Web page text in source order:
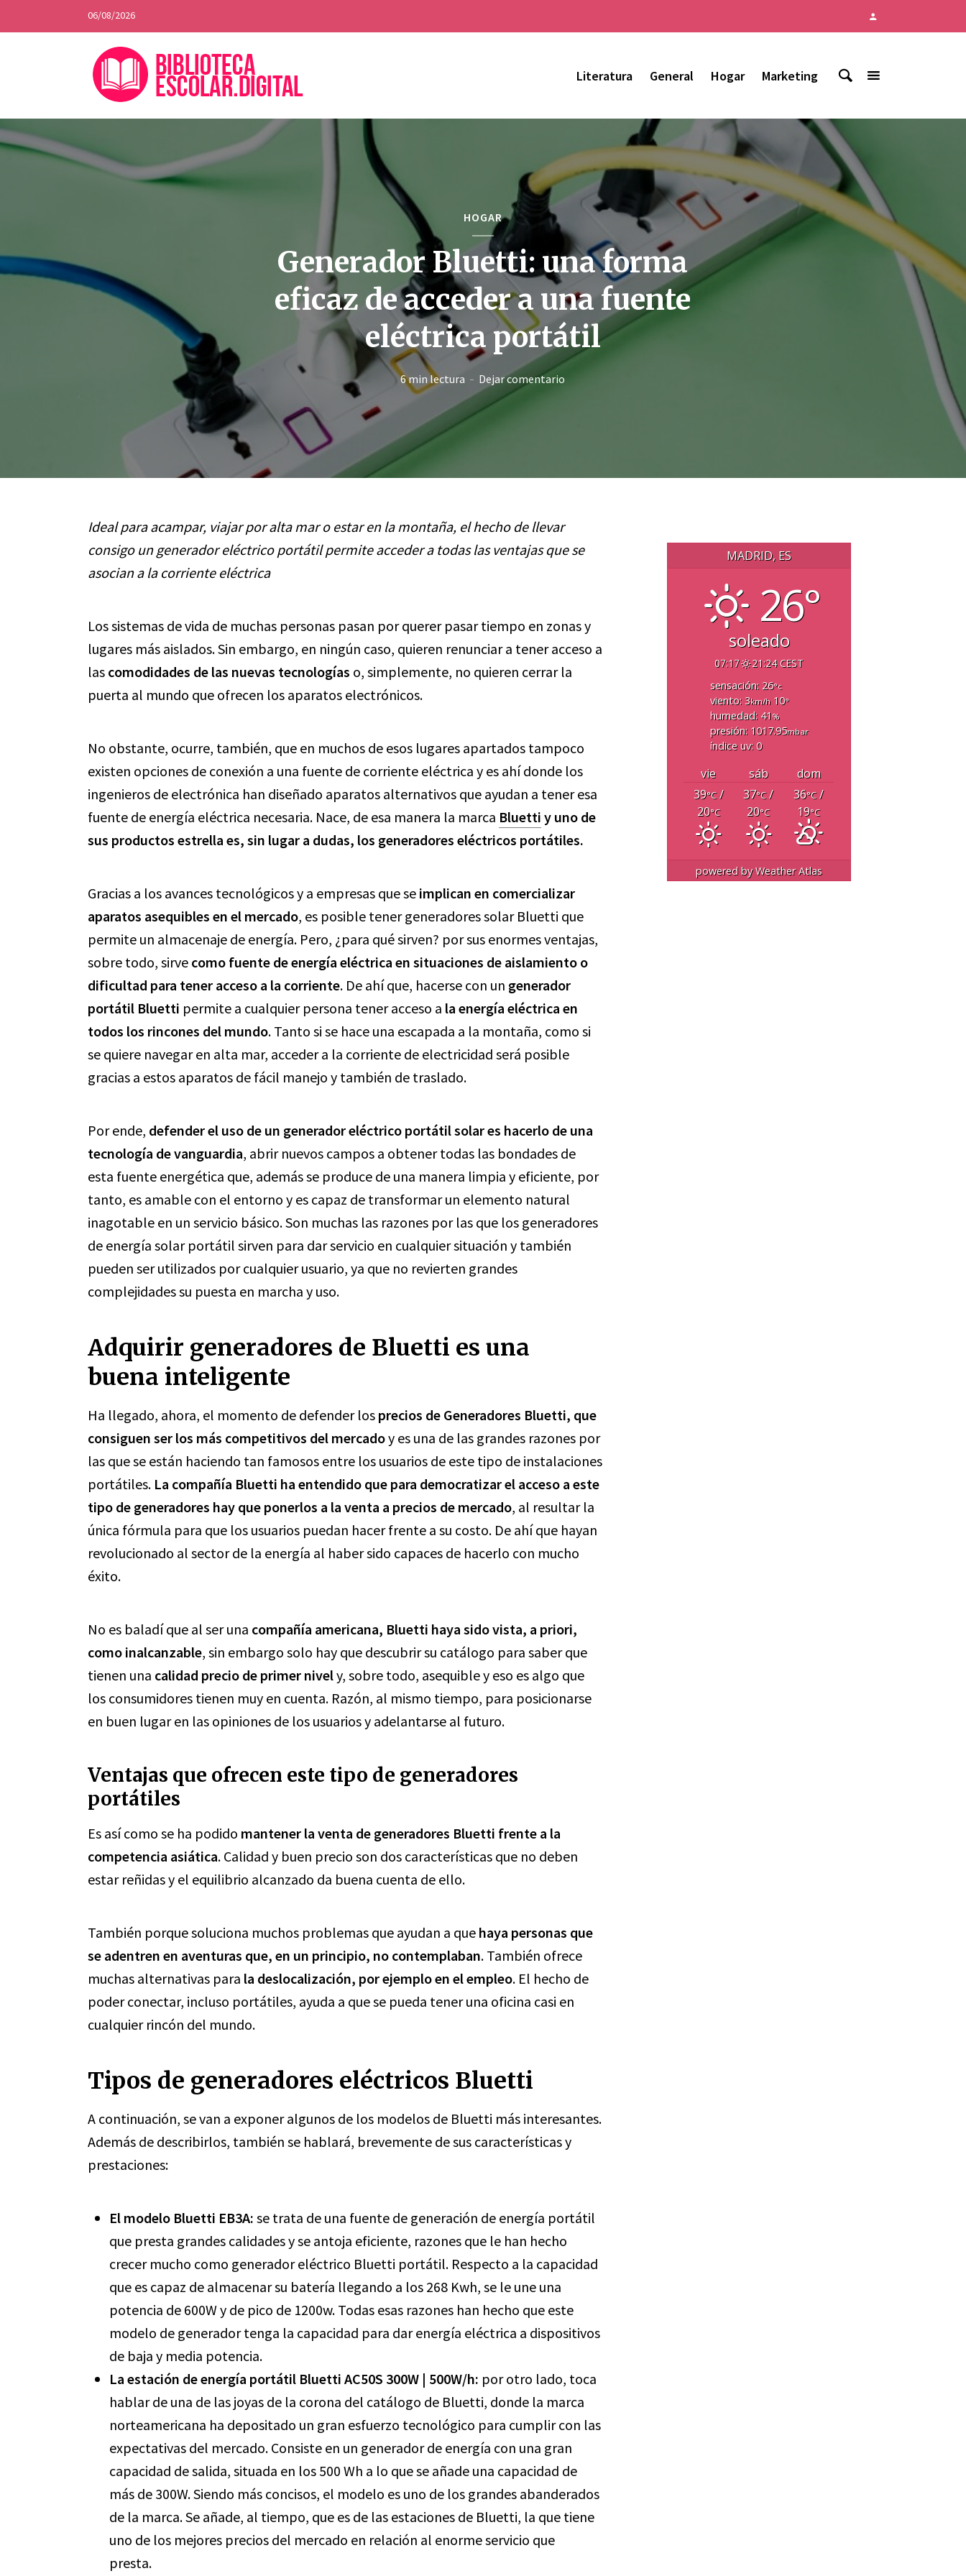
06/08/2026
Literatura General Hogar Marketing
HOGAR
Generador Bluetti: una forma
eficaz de acceder a una fuente
eléctrica portátil
6 min lectura Dejar comentario
Ideal para acampar, viajar por alta mar o estar en la montaña, el hecho de llevar
consigo un generador eléctrico portátil permite acceder a todas las ventajas que se
asocian a la corriente eléctrica
Los sistemas de vida de muchas personas pasan por querer pasar tiempo en zonas y
lugares más aislados. Sin embargo, en ningún caso, quieren renunciar a tener acceso a
las comodidades de las nuevas tecnologías o, simplemente, no quieren cerrar la
puerta al mundo que ofrecen los aparatos electrónicos.
No obstante, ocurre, también, que en muchos de esos lugares apartados tampoco
existen opciones de conexión a una fuente de corriente eléctrica y es ahí donde los
ingenieros de electrónica han diseñado aparatos alternativos que ayudan a tener esa
fuente de energía eléctrica necesaria. Nace, de esa manera la marca Bluetti y uno de
sus productos estrella es, sin lugar a dudas, los generadores eléctricos portátiles.
Gracias a los avances tecnológicos y a empresas que se implican en comercializar
aparatos asequibles en el mercado, es posible tener generadores solar Bluetti que
permite un almacenaje de energía. Pero, ¿para qué sirven? por sus enormes ventajas,
sobre todo, sirve como fuente de energía eléctrica en situaciones de aislamiento o
dificultad para tener acceso a la corriente. De ahí que, hacerse con un generador
portátil Bluetti permite a cualquier persona tener acceso a la energía eléctrica en
todos los rincones del mundo. Tanto si se hace una escapada a la montaña, como si
se quiere navegar en alta mar, acceder a la corriente de electricidad será posible
gracias a estos aparatos de fácil manejo y también de traslado.
Por ende, defender el uso de un generador eléctrico portátil solar es hacerlo de una
tecnología de vanguardia, abrir nuevos campos a obtener todas las bondades de
esta fuente energética que, además se produce de una manera limpia y eficiente, por
tanto, es amable con el entorno y es capaz de transformar un elemento natural
inagotable en un servicio básico. Son muchas las razones por las que los generadores
de energía solar portátil sirven para dar servicio en cualquier situación y también
pueden ser utilizados por cualquier usuario, ya que no revierten grandes
complejidades su puesta en marcha y uso.
Adquirir generadores de Bluetti es una
buena inteligente
Ha llegado, ahora, el momento de defender los precios de Generadores Bluetti, que
consiguen ser los más competitivos del mercadoy es una de las grandes razones por
las que se están haciendo tan famosos entre los usuarios de este tipo de instalaciones
portátiles. La compañía Bluetti ha entendido que para democratizar el acceso a este
tipo de generadores hay que ponerlos a la venta a precios de mercado, al resultar la
única fórmula para que los usuarios puedan hacer frente a su costo. De ahí que hayan
revolucionado al sector de la energía al haber sido capaces de hacerlo con mucho
éxito.
No es baladí que al ser una compañía americana, Bluetti haya sido vista, a priori,
como inalcanzable, sin embargo solo hay que descubrir su catálogo para saber que
tienen una calidad precio de primer nively, sobre todo, asequible y eso es algo que
los consumidores tienen muy en cuenta. Razón, al mismo tiempo, para posicionarse
en buen lugar en las opiniones de los usuarios y adelantarse al futuro.
Ventajas que ofrecen este tipo de generadores
portátiles
Es así como se ha podido mantener la venta de generadores Bluetti frente a la
competencia asiática. Calidad y buen precio son dos características que no deben
estar reñidas y el equilibrio alcanzado da buena cuenta de ello.
También porque soluciona muchos problemas que ayudan a que haya personas que
se adentren en aventuras que, en un principio, no contemplaban. También ofrece
muchas alternativas para la deslocalización, por ejemplo en el empleo. El hecho de
poder conectar, incluso portátiles, ayuda a que se pueda tener una oficina casi en
cualquier rincón del mundo.
Tipos de generadores eléctricos Bluetti
A continuación, se van a exponer algunos de los modelos de Bluetti más interesantes.
Además de describirlos, también se hablará, brevemente de sus características y
prestaciones:
El modelo Bluetti EB3A: se trata de una fuente de generación de energía portátil
que presta grandes calidades y se antoja eficiente, razones que le han hecho
crecer mucho como generador eléctrico Bluetti portátil. Respecto a la capacidad
que es capaz de almacenar su batería llegando a los 268 Kwh, se le une una
potencia de 600W y de pico de 1200w. Todas esas razones han hecho que este
modelo de generador tenga la capacidad para dar energía eléctrica a dispositivos
de baja y media potencia.
La estación de energía portátil Bluetti AC50S 300W | 500W/h: por otro lado, toca
hablar de una de las joyas de la corona del catálogo de Bluetti, donde la marca
norteamericana ha depositado un gran esfuerzo tecnológico para cumplir con las
expectativas del mercado. Consiste en un generador de energía con una gran
capacidad de salida, situada en los 500 Wh a lo que se añade una capacidad de
más de 300W. Siendo más concisos, el modelo es uno de los grandes abanderados
de la marca. Se añade, al tiempo, que es de las estaciones de Bluetti, la que tiene
uno de los mejores precios del mercado en relación al enorme servicio que
presta.
MADRID, ES
26°
soleado
07:17
21:24 CEST
sensación: 26°c
viento: 3km/h10°
humedad: 41 %
presión: 1017.95mbar
índice uv: 0
vie sáb
dom
39°C/
20°C
37°C/
20°C
36°C/
19°C
powered byWeather Atlas